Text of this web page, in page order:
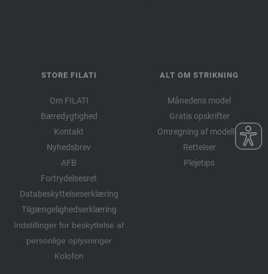
STORE FILATI
Om FILATI
Bæredygtighed
Kontakt
Nyhedsbrev
AFB
Fortrydelsesret
Databeskyttelseserklæring
Tilgængelighedserklæring
Indstillinger for beskyttelse af
personlige oplysninger
Kolofon
ALT OM STRIKNING
Månedens model
Gratis opskrifter
Omregning af modeller
Rettelser
Plejetips